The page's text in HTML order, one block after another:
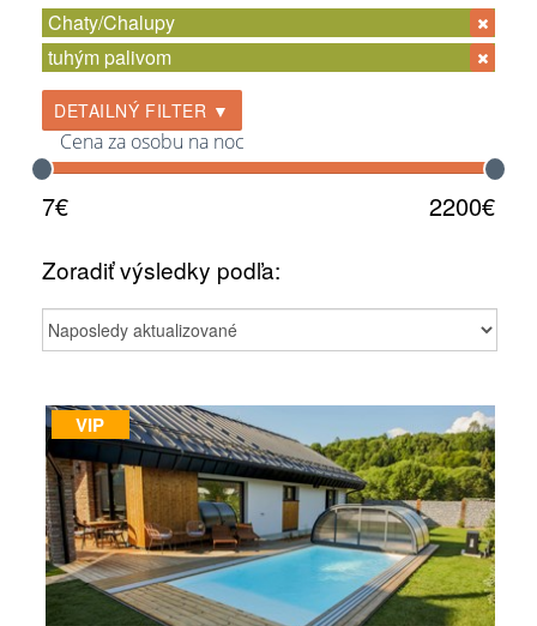
Chaty/Chalupy
tuhým palivom
DETAILNÝ FILTER ▼
Cena za osobu na noc
7€ 2200€
Zoradiť výsledky podľa:
VIP